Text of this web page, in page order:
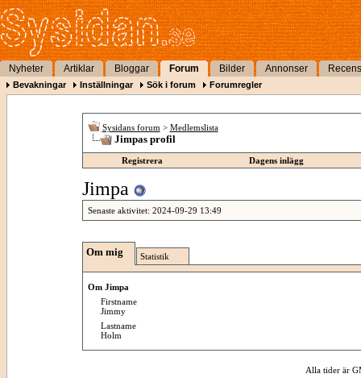
Nyheter Artiklar Bloggar Forum Bilder Annonser
Bevakningar Inställningar Sök i forum Forumregler
Sysidans forum > Medlemslista
Jimpas profil
Registrera Dagens inlägg
Jimpa
Senaste aktivitet: 2024-09-29 13:49
Om mig Statistik
Om Jimpa
Firstname
Jimmy
Lastname
Holm
Alla tider är